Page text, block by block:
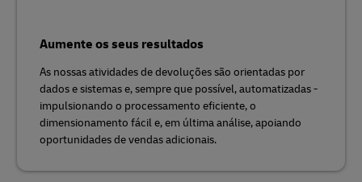
Aumente os seus resultados
As nossas atividades de devoluções são orientadas por
dados e sistemas e, sempre que possível, automatizadas -
impulsionando o processamento eficiente, o
dimensionamento fácil e, em última análise, apoiando
oportunidades de vendas adicionais.